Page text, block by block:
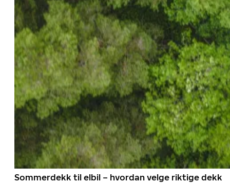
Sommerdekk til elbil – hvordan velge riktige dekk